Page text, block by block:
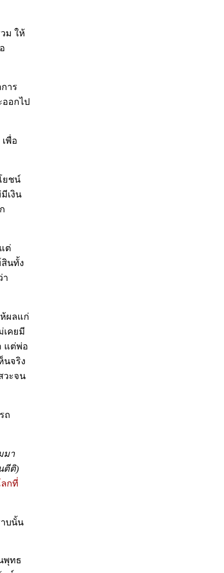
ม ให้
าร
อกไป
พื่อ
ยชน์
เงิน
ต่
นทั้ง
า
ผลแก่
เคยมี
แต่พ่อ
นจริง
วะจน
ถ
มา
ตีติ)
กที่
บนั้น
พุทธ